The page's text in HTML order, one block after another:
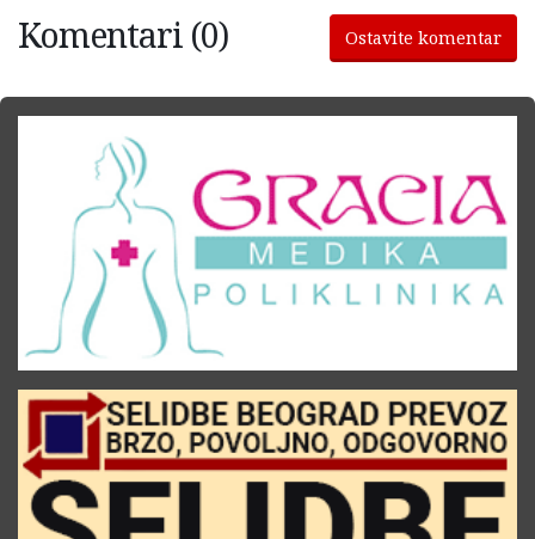
Komentari (0) Ostavite komentar